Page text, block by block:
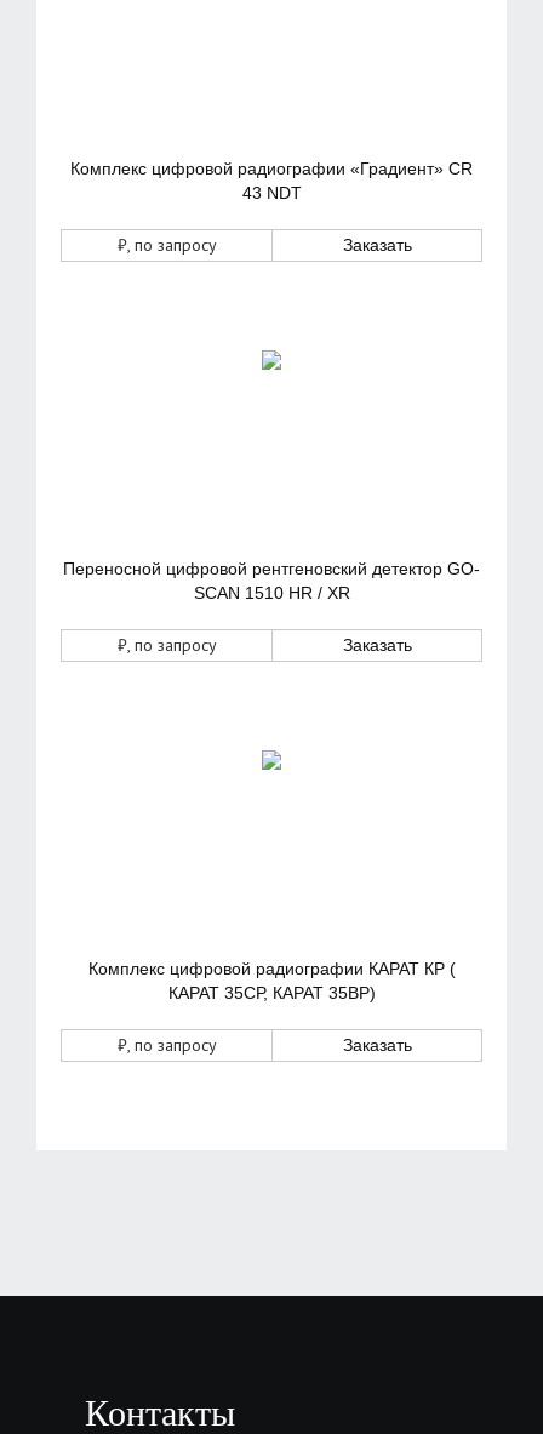
Комплекс цифровой радиографии «Градиент» CR
43 NDT
₽, по запросу Заказать
Переносной цифровой рентгеновский детектор GO-
SCAN 1510 HR / XR
₽, по запросу Заказать
Комплекс цифровой радиографии КАРАТ КР (
КАРАТ 35СР, КАРАТ 35ВР)
₽, по запросу Заказать
Контакты